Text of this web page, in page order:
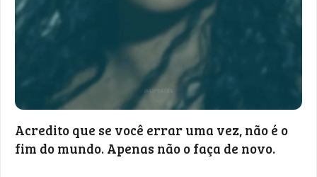
Acredito que se você errar uma vez, não é o
fim do mundo. Apenas não o faça de novo.